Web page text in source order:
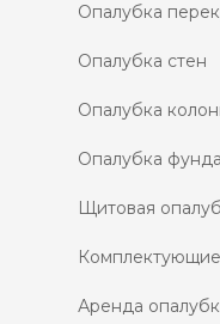
Опалубка
Опалубка стен
Опалубка
Опалубка
Щитовая
Аренда